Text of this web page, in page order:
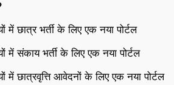
में छात्र भर्ती के लिए एक नया पोर्टल
में संकाय भर्ती के लिए एक नया पोर्टल
में छात्रवृत्ति आवेदनों के लिए एक नया पोर्टल